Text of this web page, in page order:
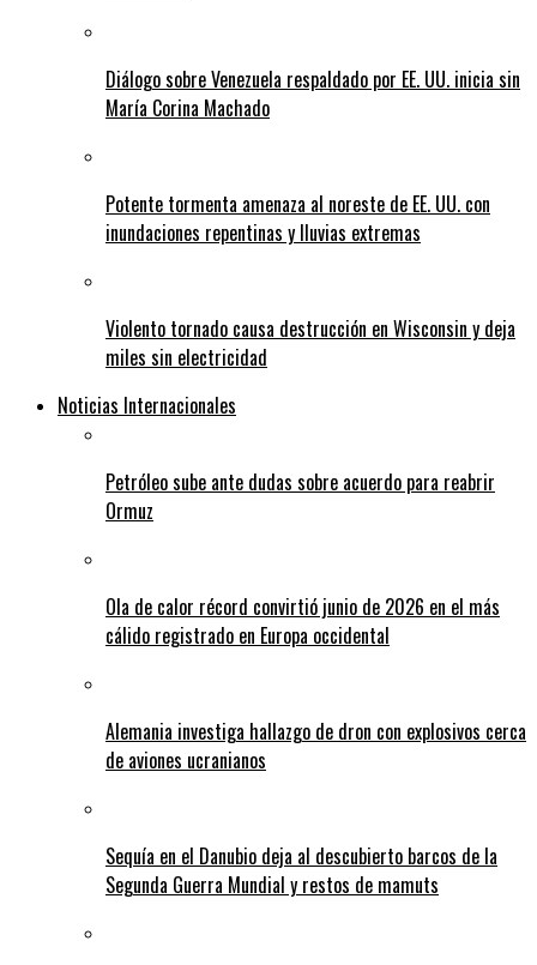
Diálogo sobre Venezuela respaldado por EE. UU. inicia sin
María Corina Machado
Potente tormenta amenaza al noreste de EE. UU. con
inundaciones repentinas y lluvias extremas
Violento tornado causa destrucción en Wisconsin y deja
miles sin electricidad
Noticias Internacionales
Petróleo sube ante dudas sobre acuerdo para reabrir
Ormuz
Ola de calor récord convirtió junio de 2026 en el más
cálido registrado en Europa occidental
Alemania investiga hallazgo de dron con explosivos cerca
de aviones ucranianos
Sequía en el Danubio deja al descubierto barcos de la
Segunda Guerra Mundial y restos de mamuts